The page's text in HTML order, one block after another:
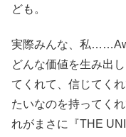
ども。
実際みんな、私
どんな価値を生み出
てくれて、信じてく
たいなのを持ってく
れがまさに『THE